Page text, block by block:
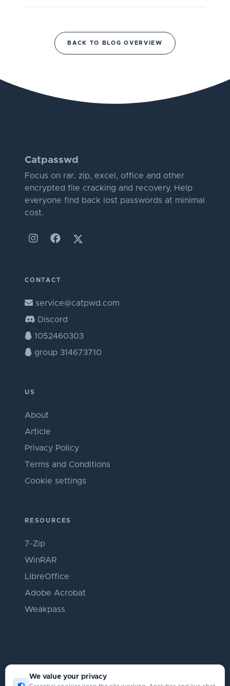
BACK TO BLOG OVERVIEW
Catpasswd
Focus on rar, zip, excel, office and other
encrypted file cracking and recovery, Help
everyone find back lost passwords at minimal
cost.
CONTACT
service@catpwd.com
Discord
1052460303
group 314673710
US
About
Article
Privacy Policy
Terms and Conditions
Cookie settings
RESOURCES
7-Zip
WinRAR
LibreOffice
Adobe Acrobat
Weakpass
We value your privacy